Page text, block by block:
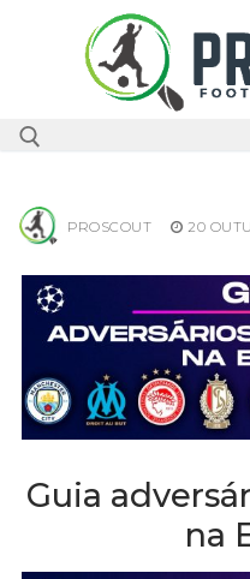
Search for: PROSCOUT 20
Guia
na